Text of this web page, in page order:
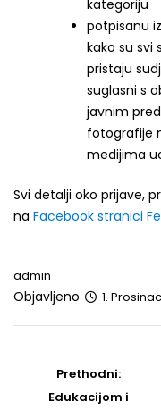
kategoriju
potpisanu
kako su svi
pristaju
suglasni s
javnim
fotografije
medijima
Svi detalji oko prijave,
na Facebook stranici
admin
Objavljeno 1.
navigation
Prethodni:
post
Edukacijom i